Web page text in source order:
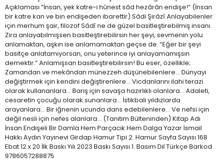
Açıklaması “İnsan, yek katre-i hûnest sâd hezârân endişe!” (İnsan
bir katre kan ve bin endişeden ibarettir) Sâdi Şirâzî Anlayabilenler
için merhum şair, filozof Sâdî ne de güzel basitleştirebilmiş insanı.
Zira anlayabilmişsen basitleştirebilirsin her şeyi, sevmenin yolu
anlamaktan, aşkın ise anlamamaktan geçse de. “Eğer bir şeyi
basitçe anlatamıyorsan, onu yeterince iyi anlayamamışsın
demektir.” Anlamışsan basitleştirebilirsin! Bu eser, özellikle;
Zamandan ve mekândan münezzeh düşünebilenlere… Dünyayı
değiştirmek için kendini değiştirenlere… Vicdanlarını ilahi terazi
olarak kullananlara… Barış için savaşa hazırlıklı olanlara… Adaleti,
cesaretin çocuğu olarak sunanlara… İstikbali yıldızlarda
arayanlara… Bir iğnenin ucunda dans edebilenlere… Ve nefsi için
değil nesli için nefes alanlara… (Tanıtım Bülteninden) Kitap Adı
İnsan Endişeli Bir Damla Hem Parçacık Hem Dalga Yazar İsmail
Hakkı Aydın Yayınevi Girdap Hamur Tipi 2. Hamur Sayfa Sayısı 168
Ebat 12 x 20 İlk Baskı Yılı 2023 Baskı Sayısı 1. Basım Dil Türkçe Barkod
9786057288875